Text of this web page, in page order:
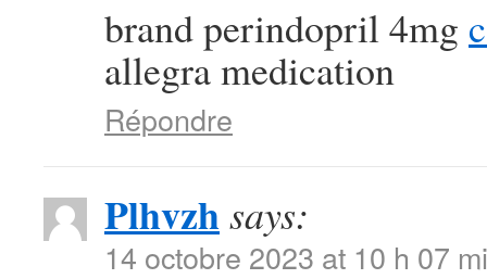
brand perindopril 4mg
allegra medication
Répondre
Plhvzhsays:
14 octobre 2023 at 10 h 07